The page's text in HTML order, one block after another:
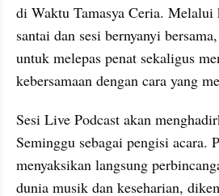
di Waktu Tamasya Ceria. Melalui
santai dan sesi bernyanyi
untuk melepas penat sekaligus
kebersamaan dengan cara yang
Sesi Live Podcast akan
Seminggu sebagai pengisi acara.
menyaksikan langsung
dunia musik dan keseharian,